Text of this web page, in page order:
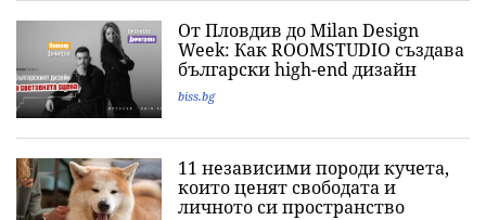
От Пловдив до Milan Design
Week: Как ROOMSTUDIO създава
български high-end дизайн
biss.bg
11 независими породи кучета,
които ценят свободата и
личното си пространство